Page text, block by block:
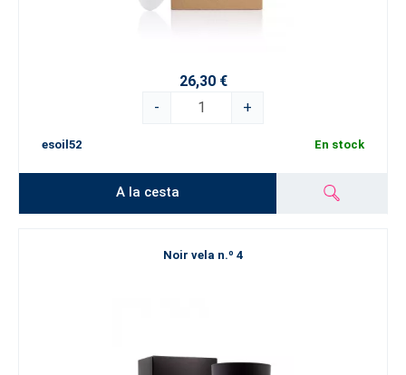
26,30 €
-
+
esoil52 En stock
A la cesta
Noir vela n.º 4